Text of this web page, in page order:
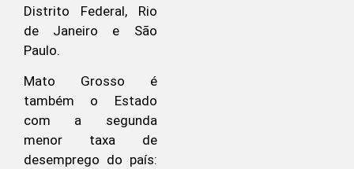
Distrito Federal, Rio
de Janeiro e São
Paulo.
Mato Grosso é
também o Estado
com a segunda
menor taxa de
desemprego do país: